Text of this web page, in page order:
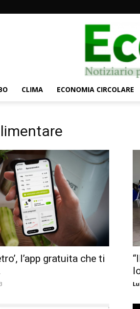
CLIMA ECONOMIA CIRCOLARE
l’app gratuita che ti